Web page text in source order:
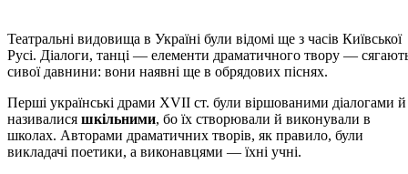
Театральні видовища в Україні були відомі ще з часів Київської
Русі. Діалоги, танці — елементи драматичного твору —
сивої давнини: вони наявні ще в обрядових піснях.
Перші українські драми ХVІІ ст. були віршованими діалогами й
називалися шкільними, бо їх створювали й виконували в
школах. Авторами драматичних творів, як правило, були
викладачі поетики, а виконавцями — їхні учні.